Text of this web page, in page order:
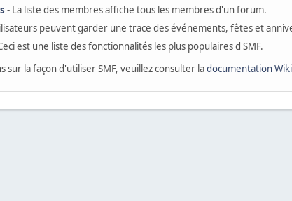
- La liste des membres affiche tous les membres d'un forum.
peuvent garder une trace des événements, fêtes et
est une liste des fonctionnalités les plus populaires d'SMF.
sur la façon d'utiliser SMF, veuillez consulter ladocumentation